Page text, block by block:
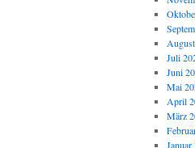
Juli
Juni
Mai
April
März
Januar